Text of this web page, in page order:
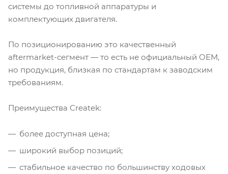
системы до топливной аппаратуры и
комплектующих двигателя.
По позиционированию это качественный
aftermarket-сегмент — то есть не официальный OEM,
но продукция, близкая по стандартам к заводским
требованиям.
Преимущества Createk:
более доступная цена;
широкий выбор позиций;
стабильное качество по большинству ходовых